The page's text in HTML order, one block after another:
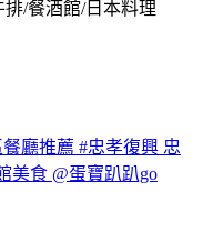
廳推薦 #忠孝復興 忠
美食 @蛋寶趴趴go